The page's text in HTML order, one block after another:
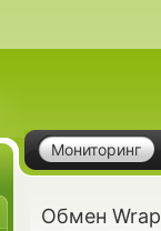
Мониторинг
Обмен